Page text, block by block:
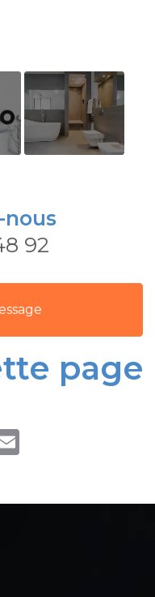
spécialiste
de la
de salle de
nous
92
page